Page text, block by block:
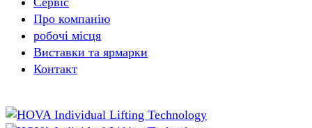
Автоматизація
Індивідуальні рішення
Кранові системи
Вакуумний підйомник
Магнітний та затискний підйомник
Про компанію
робочі місця
Виставки та ярмарки
Контакт